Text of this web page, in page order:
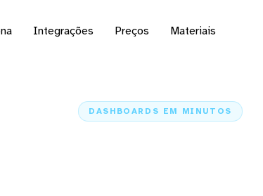
Integrações Preços Materiais
DASHBOARDS EM MINUTOS